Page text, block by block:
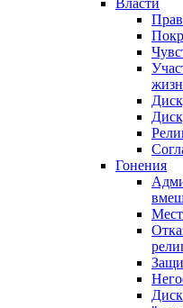
Власти
Гонения